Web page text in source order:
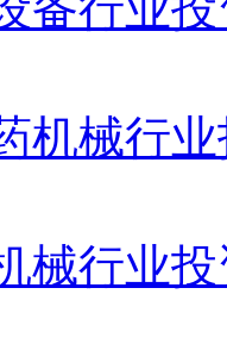
机械行
械行业